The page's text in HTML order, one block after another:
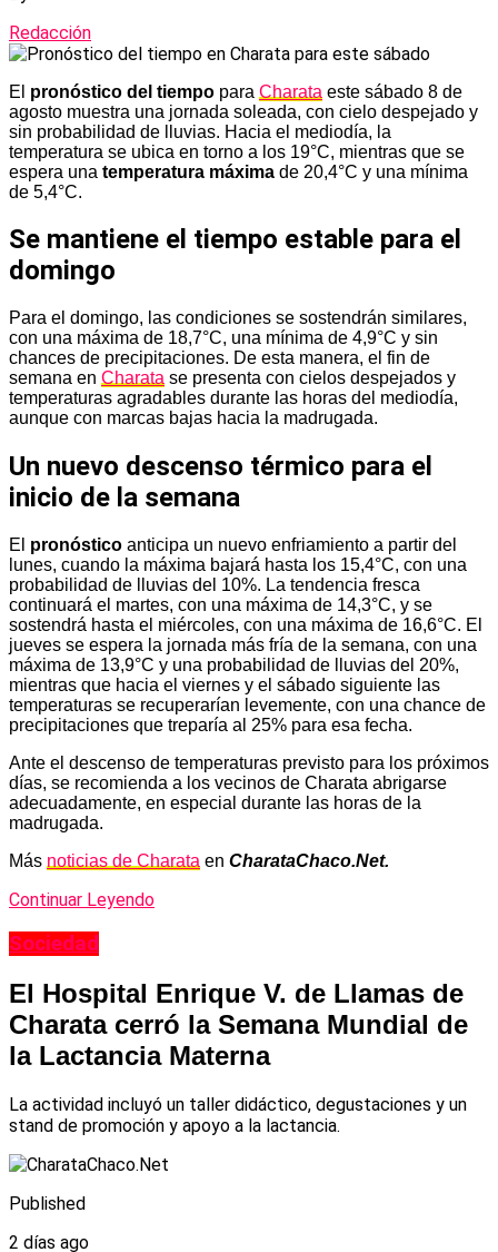
Redacción
El pronóstico del tiempo para Charata este sábado 8 de
agosto muestra una jornada soleada, con cielo despejado y
sin probabilidad de lluvias. Hacia el mediodía, la
temperatura se ubica en torno a los 19°C, mientras que se
espera una temperatura máxima de 20,4°C y una mínima
de 5,4°C.
Se mantiene el tiempo estable para el
domingo
Para el domingo, las condiciones se sostendrán similares,
con una máxima de 18,7°C, una mínima de 4,9°C y sin
chances de precipitaciones. De esta manera, el fin de
semana en Charata se presenta con cielos despejados y
temperaturas agradables durante las horas del mediodía,
aunque con marcas bajas hacia la madrugada.
Un nuevo descenso térmico para el
inicio de la semana
El pronóstico anticipa un nuevo enfriamiento a partir del
lunes, cuando la máxima bajará hasta los 15,4°C, con una
probabilidad de lluvias del 10%. La tendencia fresca
continuará el martes, con una máxima de 14,3°C, y se
sostendrá hasta el miércoles, con una máxima de 16,6°C. El
jueves se espera la jornada más fría de la semana, con una
máxima de 13,9°C y una probabilidad de lluvias del 20%,
mientras que hacia el viernes y el sábado siguiente las
temperaturas se recuperarían levemente, con una chance de
precipitaciones que treparía al 25% para esa fecha.
Ante el descenso de temperaturas previsto para los próximos
días, se recomienda a los vecinos de Charata abrigarse
adecuadamente, en especial durante las horas de la
madrugada.
Más noticias de Charata en CharataChaco.Net.
Continuar Leyendo
Sociedad
El Hospital Enrique V. de Llamas de
Charata cerró la Semana Mundial de
la Lactancia Materna
La actividad incluyó un taller didáctico, degustaciones y un
stand de promoción y apoyo a la lactancia.
Published
2 días ago